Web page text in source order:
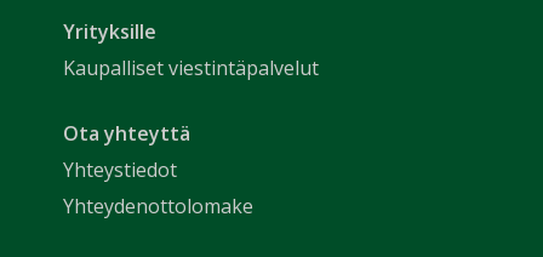
Yrityksille
Kaupalliset viestintäpalvelut
Ota yhteyttä
Yhteystiedot
Yhteydenottolomake